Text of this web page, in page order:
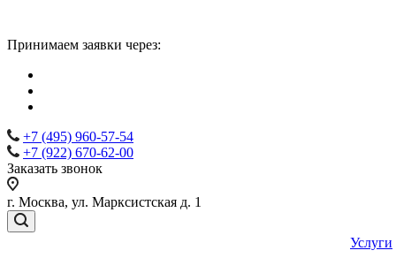
Принимаем заявки через:
+7 (495) 960-57-54
+7 (922) 670-62-00
Заказать звонок
г. Москва, ул. Марксистская д. 1
Услуги